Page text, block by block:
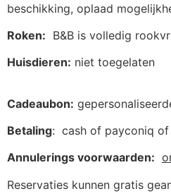
beschikking, oplaad
Roken: B&B is volledig
Huisdieren: niet toegelaten
Cadeaubon:
Betaling: cash of payconiq
Annulerings voorwaarden:
Reservaties kunnen gratis